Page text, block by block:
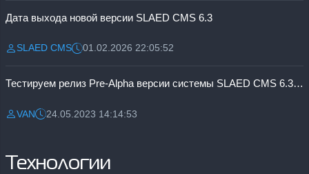
Дата выхода новой версии SLAED CMS 6.3
Разместил:
SLAED CMSДата:01.02.2026 22:05:52
Тестируем релиз Pre-Alpha версии системы SLAED CMS 6.3 Pro
Разместил:
VANДата:24.05.2023 14:14:53
Технологии